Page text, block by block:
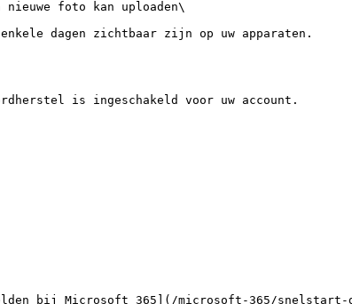
foto kan uploaden\
dagen zichtbaar zijn op uw apparaten.
is ingeschakeld voor uw account.
bij Microsoft 365](/microsoft-365/snelstart-